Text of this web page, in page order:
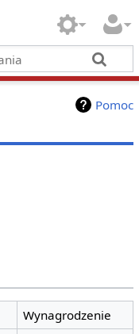
Pomoc
Wynagrodzenie